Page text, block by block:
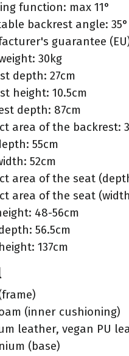
function: max 11°
backrest angle: 35°
guarantee
30kg
depth: 27cm
height: 10.5cm
depth: 87cm
area of the backrest:
55cm
52cm
area of the seat
area of the seat
48-56cm
56.5cm
137cm
(inner cushioning)
leather, vegan PU
(base)